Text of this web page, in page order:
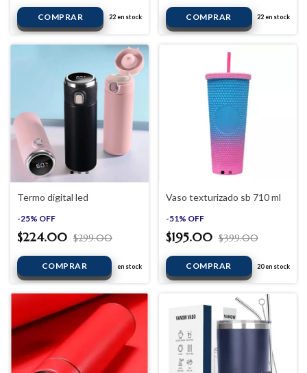
22en stock 22en stock
Termo digital led
-25% OFF
$224.00 $299.00
en stock
Vaso texturizado sb 710 ml
-51% OFF
$195.00 $399.00
20en stock